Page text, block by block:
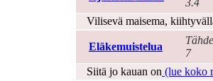
3.4
Vilisevä maisema,
Eläkemuistelua
7
Siitä jo kauan on (lue koko